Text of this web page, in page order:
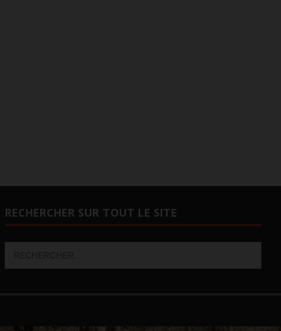
RECHERCHER SUR TOUT LE SITE